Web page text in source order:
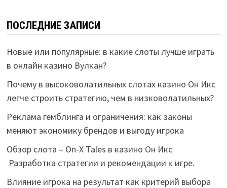
ПОСЛЕДНИЕ ЗАПИСИ
Новые или популярные: в какие слоты лучше играть
в онлайн казино Вулкан?
Почему в высоковолатильных слотах казино Он Икс
легче строить стратегию, чем в низковолатильных?
Реклама гемблинга и ограничения: как законы
меняют экономику брендов и выгоду игрока
Обзор слота – On-X Tales в казино Он Икс
Разработка стратегии и рекомендации к игре.
Влияние игрока на результат как критерий выбора